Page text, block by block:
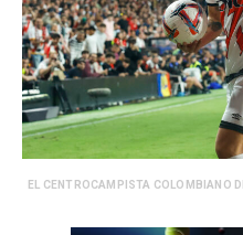
EL CENTROCAMPISTA COLOMBIANO